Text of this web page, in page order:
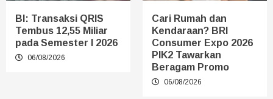
BI: Transaksi QRIS
Tembus 12,55 Miliar
pada Semester I 2026
06/08/2026
Cari Rumah dan
Kendaraan? BRI
Consumer Expo 2026
PIK2 Tawarkan
Beragam Promo
06/08/2026